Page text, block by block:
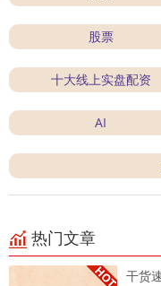
股票
十大线上实盘配资
AI
热门文章
干货